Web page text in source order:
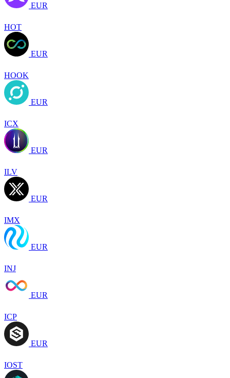
EUR
HOT
EUR
HOOK
EUR
ICX
EUR
ILV
EUR
IMX
EUR
INJ
EUR
ICP
EUR
IOST